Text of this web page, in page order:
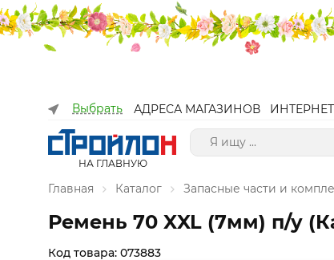
Выбрать АДРЕСА МАГАЗИНОВ
НА ГЛАВНУЮ
Главная Каталог Запасные части и
Ремень 70 XXL (7мм) п/у
Код товара: 073883